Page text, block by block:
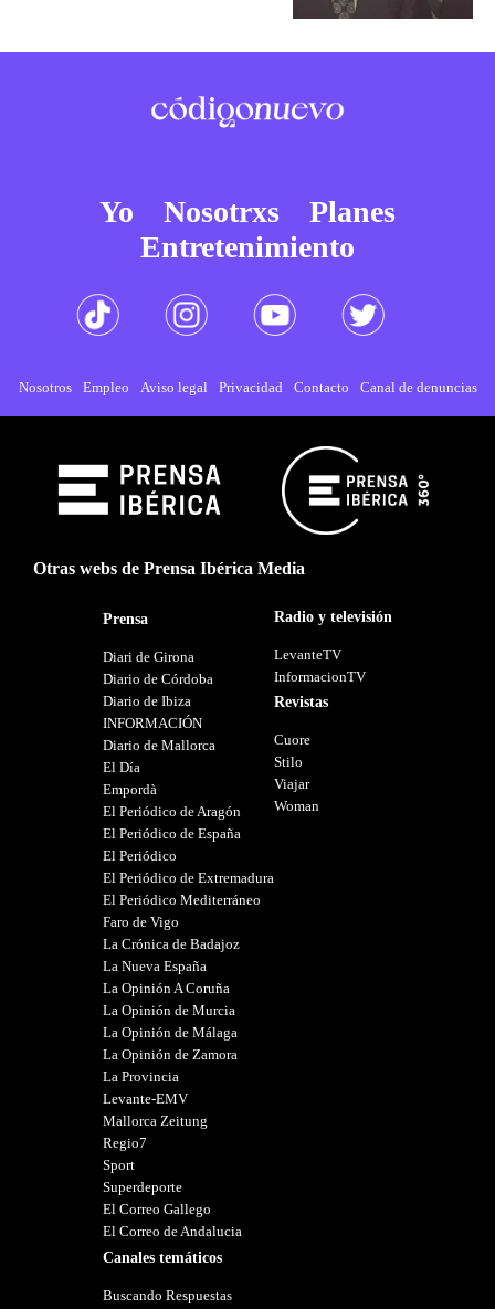
Yo Nosotrxs
Planes
Entretenimiento
Nosotros Empleo Aviso legal Privacidad Contacto Canal de denuncias
Otras webs de Prensa Ibérica Media
Prensa
Diari de Girona
Diario de Córdoba
Diario de Ibiza
INFORMACIÓN
Diario de Mallorca
El Día
Empordà
El Periódico de Aragón
El Periódico de España
El Periódico
El Periódico de Extremadura
El Periódico Mediterráneo
Faro de Vigo
La Crónica de Badajoz
La Nueva España
La Opinión A Coruña
La Opinión de Murcia
La Opinión de Málaga
La Opinión de Zamora
La Provincia
Levante-EMV
Mallorca Zeitung
Regio7
Sport
Superdeporte
El Correo Gallego
El Correo de Andalucia
Canales temáticos
Buscando Respuestas
Radio y televisión
LevanteTV
InformacionTV
Revistas
Cuore
Stilo
Viajar
Woman